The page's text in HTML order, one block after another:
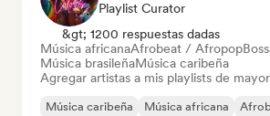
Playlist Curator
&gt; 1200 respuestas dadas
Música africanaAfrobeat / Afropop
Música brasileñaMúsica caribeña
Agregar artistas a mis playlists de
Música caribeña Música africana